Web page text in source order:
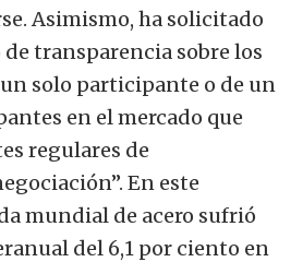
Asimismo, ha solicitado
transparencia sobre los
solo participante o de un
en el mercado que
regulares de
En este
mundial de acero sufrió
del 6,1 por ciento en